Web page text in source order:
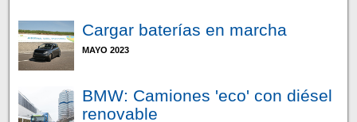
Cargar baterías en marcha
MAYO 2023
BMW: Camiones 'eco' con diésel
renovable